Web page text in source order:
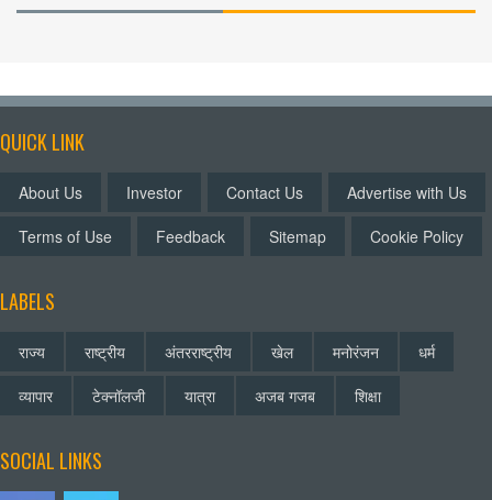
QUICK LINK
About Us Investor Contact Us
Advertise with Us
Terms of Use
Feedback Sitemap Cookie Policy
LABELS
राज्य राष्ट्रीय अंतरराष्ट्रीय खेल मनोरंजन
धर्म
व्यापार
टेक्नॉलजी यात्रा अजब गजब शिक्षा
SOCIAL LINKS